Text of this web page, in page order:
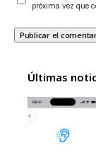
próxima vez que
Últimas